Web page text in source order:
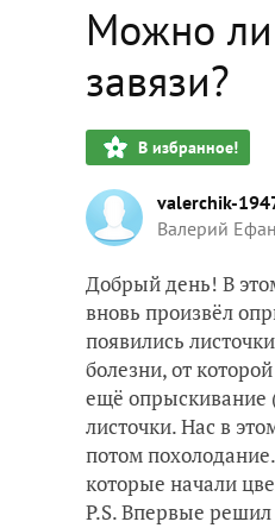
Можно ли
завязи?
В избранное!
valerchik-
Валерий
Добрый день! В
вновь произвёл
появились
болезни, от
ещё опрыскивание
листочки. Нас в
потом
которые начали
P.S. Впервые